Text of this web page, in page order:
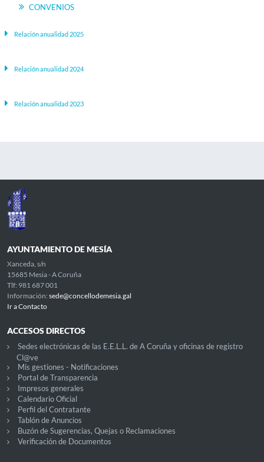
CONVENIOS
Relación anualidad 2025
Relación anualidad 2024
Relación anualidad 2023
AYUNTAMIENTO DE MESÍA
Xanceda, s/n
15685 Mesia - A Coruña
Tlf: 981 687 001
Información: sede@concellodemesia.gal
Ir a Contacto
ACCESOS DIRECTOS
Sedes electrónicas de las E.E.L.L. de A Coruña y oficinas de registro
Cl@ve
Mis gestiones - Notificaciones
Portal de Transparencia
Impresos generales
Calendario Oficial
Perfil del Contratante
Tablón de Anuncios
Buzón de Sugerencias, Quejas o Reclamaciones
Verificación de Documentos